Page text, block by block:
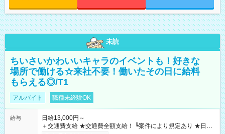
未読
ちいさいかわいいキャラのイベントも！好きな
場所で働ける☆来社不要！働いたその日に給料
もらえる◎/T1
アルバイト 職種未経験OK
給与
日給13,000円～
＋交通費支給 ★交通費全額支給！ ┗案件により規定あり ★日払